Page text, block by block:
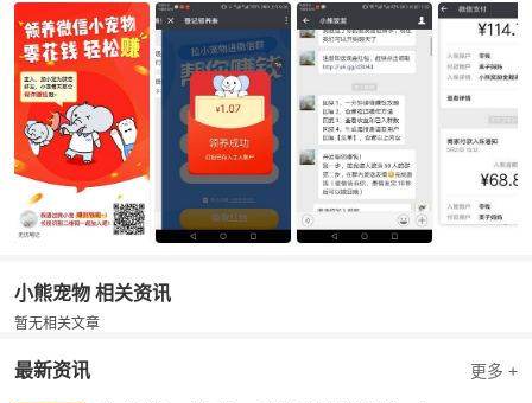
小熊宠物 相关资讯
暂无相关文章
最新资讯 更多 +